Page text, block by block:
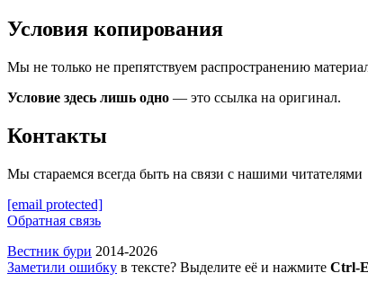
Условия копирования
Мы не только не препятствуем распространению
Условие здесь лишь одно — это ссылка на оригинал.
Контакты
Мы стараемся всегда быть на связи с нашими читателями
[email protected]
Обратная связь
Вестник бури 2014-2026
Заметили ошибку в тексте? Выделите её и нажмите Ctrl-